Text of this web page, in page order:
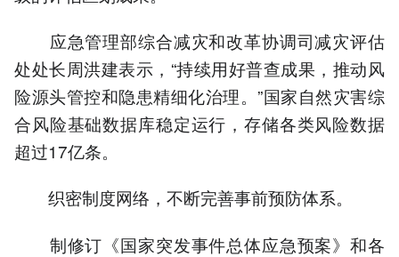
应急管理部综合减灾和改革协调司减灾评估
处处长周洪建表示，“持续用好普查成果，推动风
险源头管控和隐患精细化治理。”国家自然灾害综
合风险基础数据库稳定运行，存储各类风险数据
超过17亿条。
织密制度网络，不断完善事前预防体系。
制修订《国家突发事件总体应急预案》和各